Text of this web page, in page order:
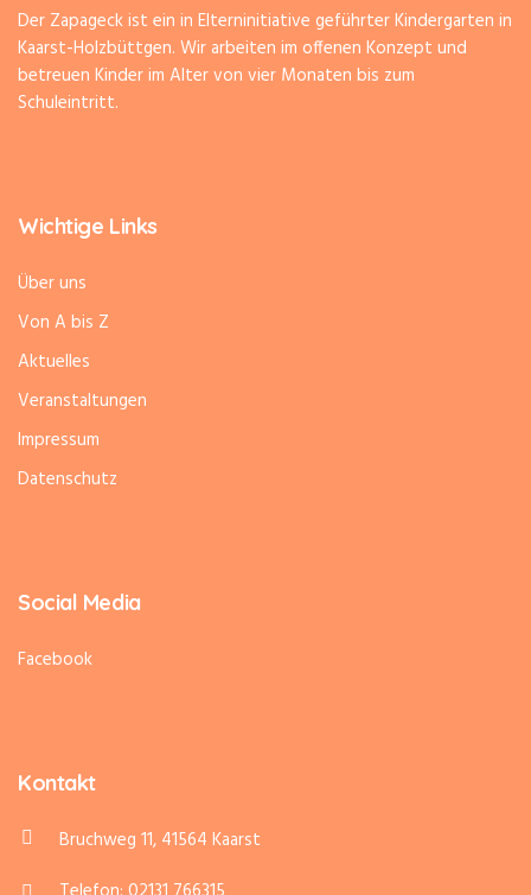
Der Zapageck ist ein in Elterninitiative geführter Kindergarten in
Kaarst-Holzbüttgen. Wir arbeiten im offenen Konzept und
betreuen Kinder im Alter von vier Monaten bis zum
Schuleintritt.
Wichtige Links
Über uns
Von A bis Z
Aktuelles
Veranstaltungen
Impressum
Datenschutz
Social Media
Facebook
Kontakt
Bruchweg 11, 41564 Kaarst